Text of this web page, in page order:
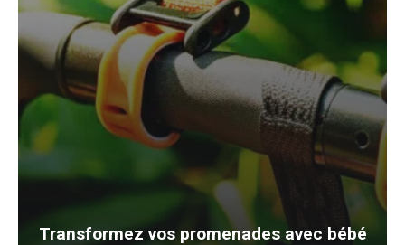
Transformez vos promenades avec bébé